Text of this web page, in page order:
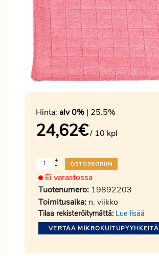
Hinta: alv 0% | 25.5%
24,62€/ 10 kpl
-
+
Ei varastossa
Tuotenumero: 19892203
Toimitusaika: n. viikko
Tilaa rekisteröitymättä: Lue lisää
VERTAA MIKROKUITUPYYHKEITÄ